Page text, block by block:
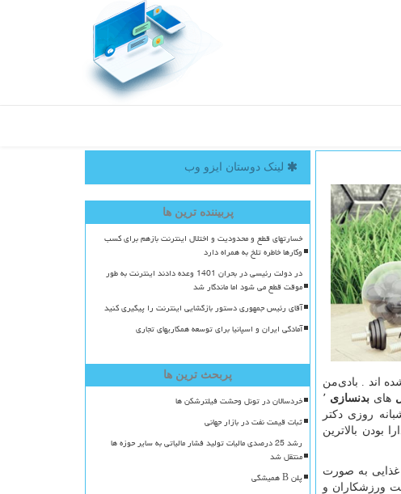
اند . بادی‌من
هایبدنسازی
روزی دکتر
و دارا بودن بالاترین
طراحی برنامه تمرینی و غذایی به صورت
افزایش جمعیت ورزشکاران و
لینک دوستان ایزو وب
پربیننده ترین ها
خسارتهای قطع و محدودیت و اختلال اینترنت بازهم برای کسب
وکارها خاطره تلخ به همراه دارد
در دولت رئیسی در بحران 1401 وعده دادند اینترنت به طور
موقت قطع می شود اما ماندگار شد
آقای رئیس جمهوری دستور بازگشایی اینترنت را پیگیری کنید
آمادگی ایران و اسپانیا برای توسعه همکاریهای تجاری
پربحث ترین ها
خردسالان در تونل وحشت فیلترشکن ها
ثبات قیمت نفت در بازار جهانی
رشد 25 درصدی مالیات تولید فشار مالیاتی به سایر حوزه ها
منتقل شد
پلن B همیشگی